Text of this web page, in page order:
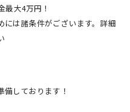
最大4万円！
は諸条件がございます。詳細
しております！